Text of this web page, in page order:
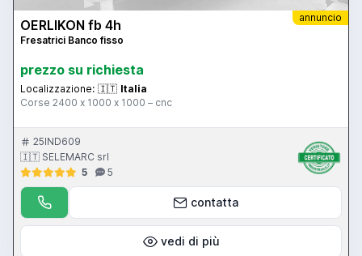
annuncio
OERLIKON fb 4h
Fresatrici Banco fisso
prezzo su richiesta
Localizzazione: 🇮🇹 Italia
Corse 2400 x 1000 x 1000 – cnc
25IND609
🇮🇹 SELEMARC srl
5
5
contatta
vedi di più